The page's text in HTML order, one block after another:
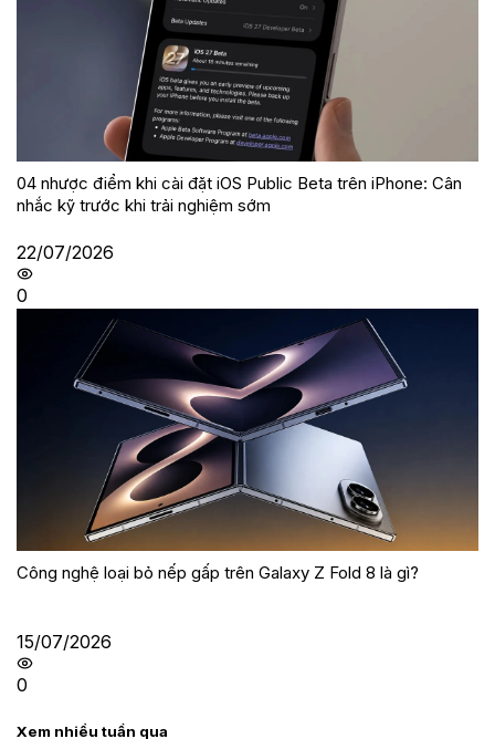
04 nhược điểm khi cài đặt iOS Public Beta trên iPhone: Cân
nhắc kỹ trước khi trải nghiệm sớm
22/07/2026
0
Công nghệ loại bỏ nếp gấp trên Galaxy Z Fold 8 là gì?
15/07/2026
0
Xem nhiều tuần qua